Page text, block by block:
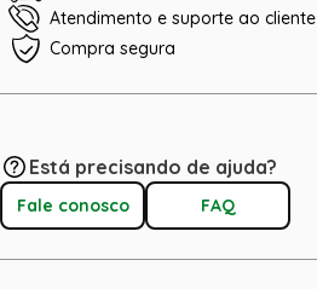
Atendimento e suporte ao cliente
Compra segura
Está precisando de ajuda?
Fale conosco FAQ